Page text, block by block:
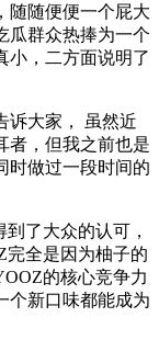
随随便便一个屁大
瓜群众热捧为一个
小，二方面说明了
诉大家， 虽然近
者，但我之前也是
时做过一段时间的
了大众的认可，
完全是因为柚子的
的核心竞争力
个新口味都能成为